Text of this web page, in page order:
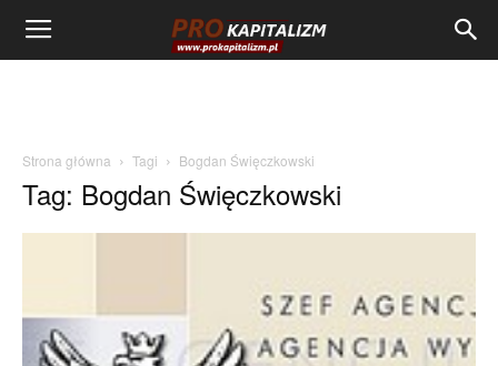
Strona główna Tagi Bogdan Święczkowski
Tag: Bogdan Święczkowski